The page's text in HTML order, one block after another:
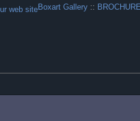
Boxart Gallery ::